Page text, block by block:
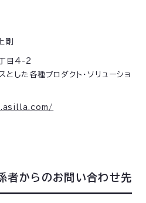
剛
丁目4-2
した各種プロダクト・ソリューショ
者からのお問い合わせ先